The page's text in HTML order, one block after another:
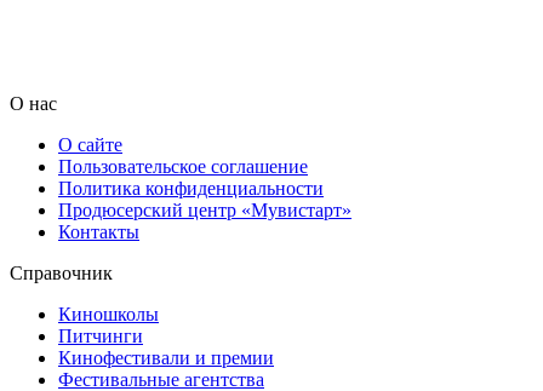
О нас
О сайте
Пользовательское соглашение
Политика конфиденциальности
Продюсерский центр «Мувистарт»
Контакты
Справочник
Киношколы
Питчинги
Кинофестивали и премии
Фестивальные агентства